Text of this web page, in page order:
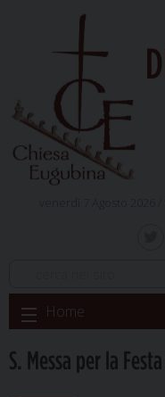
Skip
to
Home
S. Messa per la